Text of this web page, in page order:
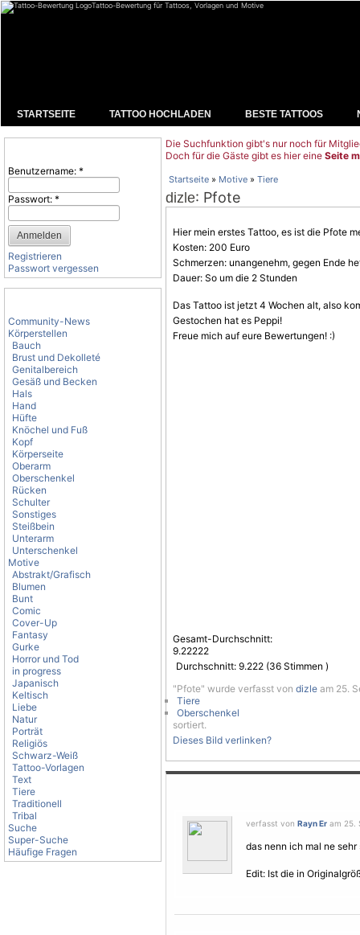
Tattoo-Bewertung für Tattoos, Vorlagen und Motive
STARTSEITE TATTOO HOCHLADEN BESTE TATTOOS
Benutzername: *
Passwort: *
Registrieren
Passwort vergessen
Community-News
Körperstellen
Bauch
Brust und Dekolleté
Genitalbereich
Gesäß und Becken
Hals
Hand
Hüfte
Knöchel und Fuß
Kopf
Körperseite
Oberarm
Oberschenkel
Rücken
Schulter
Sonstiges
Steißbein
Unterarm
Unterschenkel
Motive
Abstrakt/Grafisch
Blumen
Bunt
Comic
Cover-Up
Fantasy
Gurke
Horror und Tod
in progress
Japanisch
Keltisch
Liebe
Natur
Porträt
Religiös
Schwarz-Weiß
Tattoo-Vorlagen
Text
Tiere
Traditionell
Tribal
Suche
Super-Suche
Häufige Fragen
Die Suchfunktion gibt's nur noch für
Doch für die Gäste gibt es hier eine Seite
Startseite » Motive » Tiere
dizle: Pfote
Hier mein erstes Tattoo, es ist die Pfote
Kosten: 200 Euro
Schmerzen: unangenehm, gegen Ende
Dauer: So um die 2 Stunden
Das Tattoo ist jetzt 4 Wochen alt, also
Gestochen hat es Peppi!
Freue mich auf eure Bewertungen! :)
Gesamt-Durchschnitt:
9.22222
Durchschnitt: 9.222 (36 Stimmen )
"Pfote" wurde verfasst von dizle am 25.
Tiere
Oberschenkel
sortiert.
Dieses Bild verlinken?
verfasst von Rayn Er am 25.
das nenn ich mal ne
Edit: Ist die in